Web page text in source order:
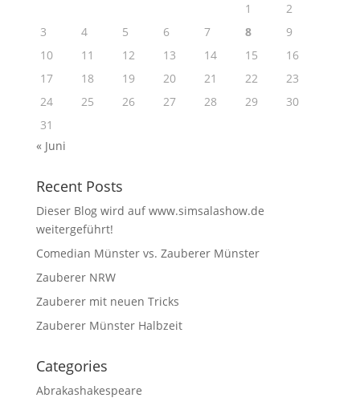
1
2
3
4 5 6 7 8
9
10
11 12 13 14 15
16
17
18 19 20 21 22
23
24
25 26 27 28 29
30
31
« Juni
Recent Posts
Dieser Blog wird auf www.simsalashow.de
weitergeführt!
Comedian Münster vs. Zauberer Münster
Zauberer NRW
Zauberer mit neuen Tricks
Zauberer Münster Halbzeit
Categories
Abrakashakespeare